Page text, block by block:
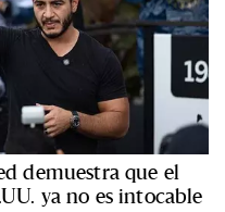
demuestra que el
ya no es intocable